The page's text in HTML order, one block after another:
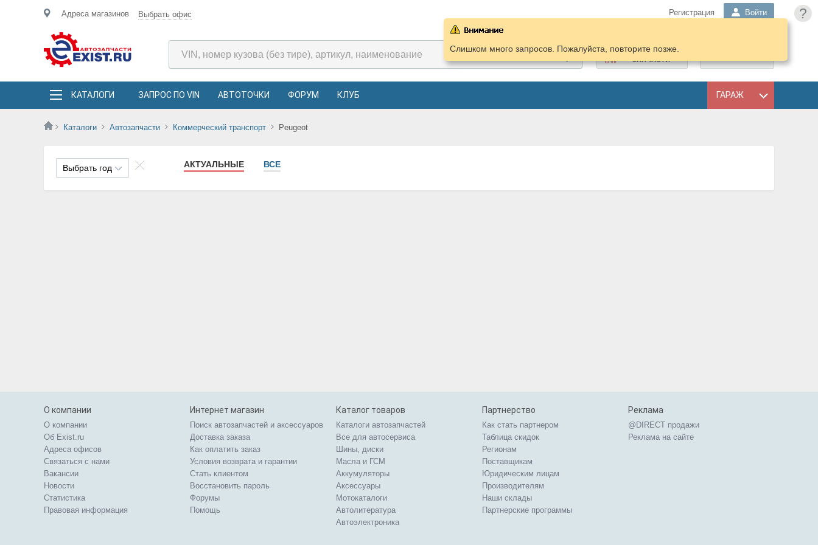
?
Адреса магазинов Выбрать офис Регистрация Войти
ПОДОБРАТЬ
ЗАПЧАСТИ
КАТАЛОГИ ЗАПРОС ПО VIN АВТОТОЧКИ ФОРУМ КЛУБ ГАРАЖ
Каталоги Автозапчасти Коммерческий транспорт Peugeot
Слишком много запросов. Пожалуйста, повторите позже.
Выбрать год АКТУАЛЬНЫЕ ВСЕ
О компании
О компании
Об Exist.ru
Адреса офисов
Связаться с нами
Вакансии
Новости
Статистика
Правовая информация
Интернет магазин
Поиск автозапчастей и аксессуаров
Доставка заказа
Как оплатить заказ
Условия возврата и гарантии
Стать клиентом
Восстановить пароль
Форумы
Помощь
Каталог товаров
Каталоги автозапчастей
Все для автосервиса
Шины, диски
Масла и ГСМ
Аккумуляторы
Аксессуары
Мотокаталоги
Автолитература
Автоэлектроника
Партнерство
Как стать партнером
Таблица скидок
Регионам
Поставщикам
Юридическим лицам
Производителям
Наши склады
Партнерские программы
Реклама
@DIRECT продажи
Реклама на сайте